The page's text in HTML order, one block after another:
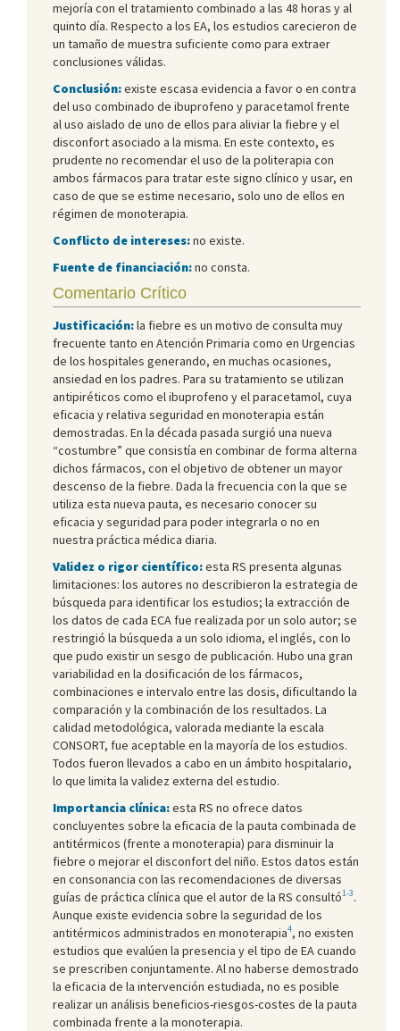
mejoría con el tratamiento combinado a las 48 horas y al
quinto día. Respecto a los EA, los estudios carecieron de
un tamaño de muestra suficiente como para extraer
conclusiones válidas.
Conclusión:existe escasa evidencia a favor o en contra
del uso combinado de ibuprofeno y paracetamol frente
al uso aislado de uno de ellos para aliviar la fiebre y el
disconfort asociado a la misma. En este contexto, es
prudente no recomendar el uso de la politerapia con
ambos fármacos para tratar este signo clínico y usar, en
caso de que se estime necesario, solo uno de ellos en
régimen de monoterapia.
Conflicto de intereses:no existe.
Fuente de financiación:no consta.
Comentario Crítico
Justificación:la fiebre es un motivo de consulta muy
frecuente tanto en Atención Primaria como en Urgencias
de los hospitales generando, en muchas ocasiones,
ansiedad en los padres. Para su tratamiento se utilizan
antipiréticos como el ibuprofeno y el paracetamol, cuya
eficacia y relativa seguridad en monoterapia están
demostradas. En la década pasada surgió una nueva
“costumbre” que consistía en combinar de forma alterna
dichos fármacos, con el objetivo de obtener un mayor
descenso de la fiebre. Dada la frecuencia con la que se
utiliza esta nueva pauta, es necesario conocer su
eficacia y seguridad para poder integrarla o no en
nuestra práctica médica diaria.
Validez o rigor científico:esta RS presenta algunas
limitaciones: los autores no describieron la estrategia de
búsqueda para identificar los estudios; la extracción de
los datos de cada ECA fue realizada por un solo autor; se
restringió la búsqueda a un solo idioma, el inglés, con lo
que pudo existir un sesgo de publicación. Hubo una gran
variabilidad en la dosificación de los fármacos,
combinaciones e intervalo entre las dosis, dificultando la
comparación y la combinación de los resultados. La
calidad metodológica, valorada mediante la escala
CONSORT, fue aceptable en la mayoría de los estudios.
Todos fueron llevados a cabo en un ámbito hospitalario,
lo que limita la validez externa del estudio.
Importancia clínica:esta RS no ofrece datos
concluyentes sobre la eficacia de la pauta combinada de
antitérmicos (frente a monoterapia) para disminuir la
fiebre o mejorar el disconfort del niño. Estos datos están
en consonancia con las recomendaciones de diversas
guías de práctica clínica que el autor de la RS consultó1-3.
Aunque existe evidencia sobre la seguridad de los
antitérmicos administrados en monoterapia4, no existen
estudios que evalúen la presencia y el tipo de EA cuando
se prescriben conjuntamente. Al no haberse demostrado
la eficacia de la intervención estudiada, no es posible
realizar un análisis beneficios-riesgos-costes de la pauta
combinada frente a la monoterapia.